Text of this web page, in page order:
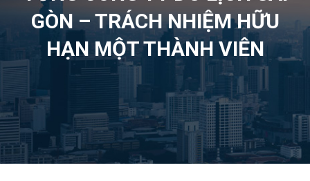
GÒN – TRÁCH NHIỆM HỮU
HẠN MỘT THÀNH VIÊN